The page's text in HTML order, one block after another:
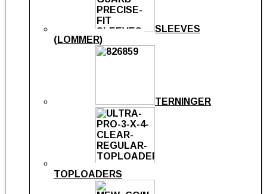
SLEEVES
(LOMMER)
TERNINGER
TOPLOADERS